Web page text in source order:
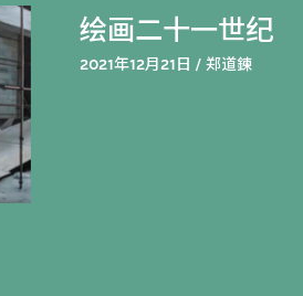
绘画二十一世纪
2021年12月21日 / 郑道鍊